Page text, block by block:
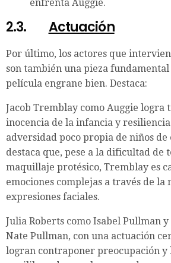
enfrenta Auggie.
2.3. Actuación
Por último, los actores que
son también una pieza
película engrane bien. Destaca:
Jacob Tremblay como Auggie
inocencia de la infancia y
adversidad poco propia de niños de
destaca que, pese a la dificultad de
maquillaje protésico, Tremblay es
emociones complejas a través de la
expresiones faciales.
Julia Roberts como Isabel Pullman
Nate Pullman, con una actuación
logran contraponer preocupación y